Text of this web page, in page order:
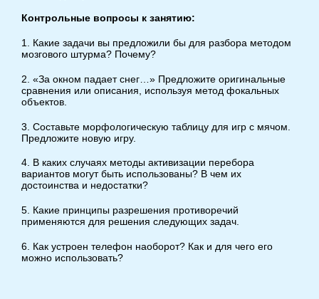
Контрольные вопросы к занятию:
1. Какие задачи вы предложили бы для разбора методом
мозгового штурма? Почему?
2. «За окном падает снег…» Предложите оригинальные
сравнения или описания, используя метод фокальных
объектов.
3. Составьте морфологическую таблицу для игр с мячом.
Предложите новую игру.
4. В каких случаях методы активизации перебора
вариантов могут быть использованы? В чем их
достоинства и недостатки?
5. Какие принципы разрешения противоречий
применяются для решения следующих задач.
6. Как устроен телефон наоборот? Как и для чего его
можно использовать?